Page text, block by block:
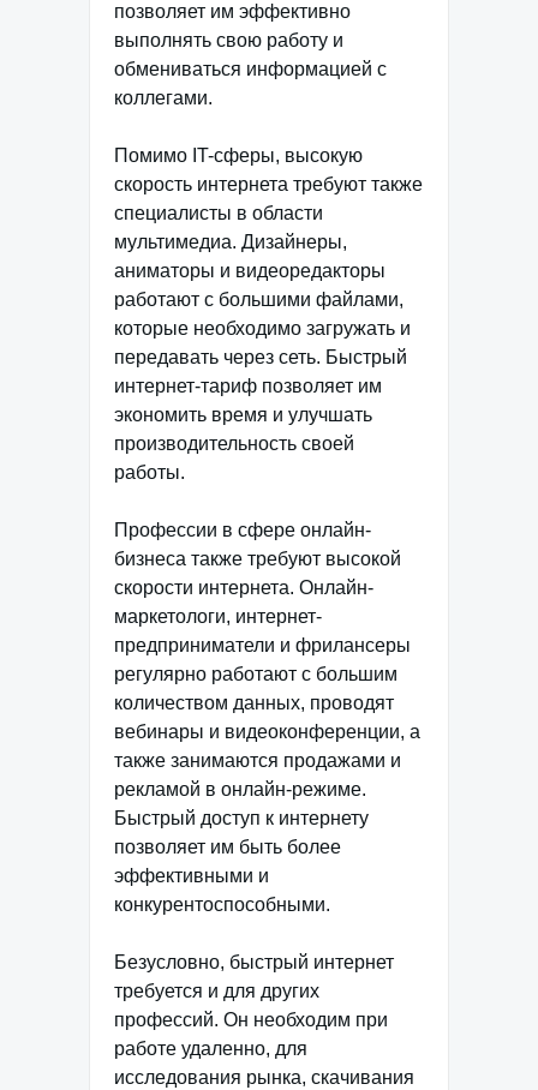
позволяет им эффективно
выполнять свою работу и
обмениваться информацией с
коллегами.
Помимо IT-сферы, высокую
скорость интернета требуют также
специалисты в области
мультимедиа. Дизайнеры,
аниматоры и видеоредакторы
работают с большими файлами,
которые необходимо загружать и
передавать через сеть. Быстрый
интернет-тариф позволяет им
экономить время и улучшать
производительность своей
работы.
Профессии в сфере онлайн-
бизнеса также требуют высокой
скорости интернета. Онлайн-
маркетологи, интернет-
предприниматели и фрилансеры
регулярно работают с большим
количеством данных, проводят
вебинары и видеоконференции, а
также занимаются продажами и
рекламой в онлайн-режиме.
Быстрый доступ к интернету
позволяет им быть более
эффективными и
конкурентоспособными.
Безусловно, быстрый интернет
требуется и для других
профессий. Он необходим при
работе удаленно, для
исследования рынка, скачивания